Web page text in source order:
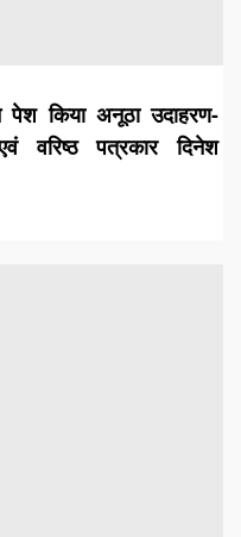
पेश किया अनूठा उदाहरण-
वरिष्ठ पत्रकार दिनेश